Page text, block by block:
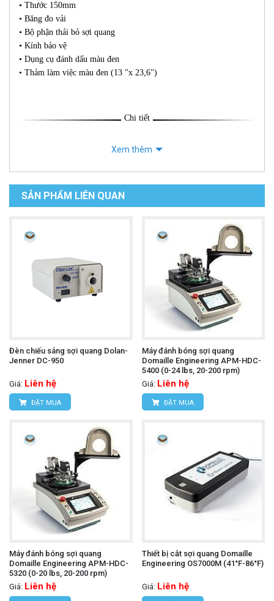
• Thước 150mm
• Băng đo vải
• Bộ phận thải bỏ sợi quang
• Kính bảo vệ
• Dụng cụ đánh dấu màu đen
• Thảm làm việc màu đen (13 "x 23,6")
Chi tiết
Xem thêm
SẢN PHẨM LIÊN QUAN
Đèn chiếu sáng sợi quang Dolan-
Jenner DC-950
Giá: Liên hệ
ĐẶT MUA
Máy đánh bóng sợi quang
Domaille Engineering APM-HDC-
5400 (0-24 lbs, 20-200 rpm)
Giá: Liên hệ
ĐẶT MUA
Máy đánh bóng sợi quang
Domaille Engineering APM-HDC-
5320 (0-20 lbs, 20-200 rpm)
Giá: Liên hệ
Thiết bị cắt sợi quang Domaille
Engineering OS7000M (41°F-86°F)
Giá: Liên hệ